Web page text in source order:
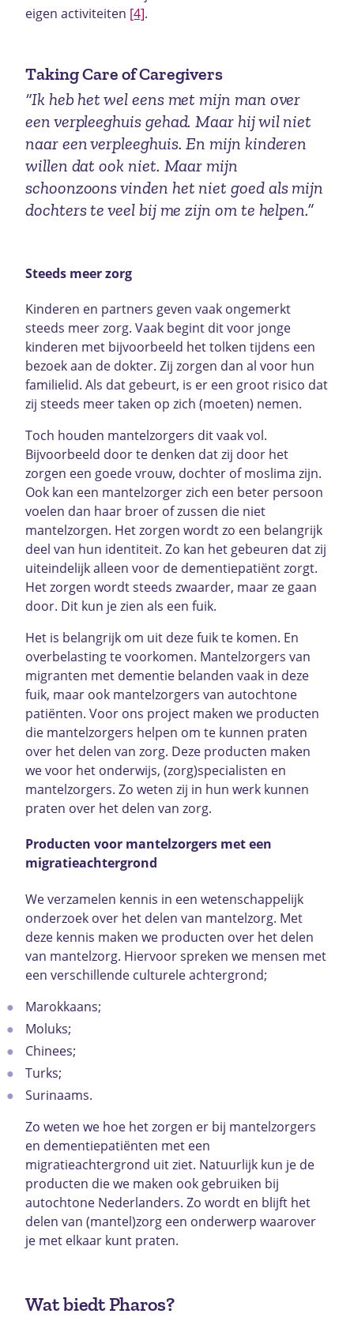
eigen activiteiten [4].
Taking Care of Caregivers
“Ik heb het wel eens met mijn man over
een verpleeghuis gehad. Maar hij wil niet
naar een verpleeghuis. En mijn kinderen
willen dat ook niet. Maar mijn
schoonzoons vinden het niet goed als mijn
dochters te veel bij me zijn om te helpen.”
Steeds meer zorg
Kinderen en partners geven vaak ongemerkt
steeds meer zorg. Vaak begint dit voor jonge
kinderen met bijvoorbeeld het tolken tijdens een
bezoek aan de dokter. Zij zorgen dan al voor hun
familielid. Als dat gebeurt, is er een groot risico dat
zij steeds meer taken op zich (moeten) nemen.
Toch houden mantelzorgers dit vaak vol.
Bijvoorbeeld door te denken dat zij door het
zorgen een goede vrouw, dochter of moslima zijn.
Ook kan een mantelzorger zich een beter persoon
voelen dan haar broer of zussen die niet
mantelzorgen. Het zorgen wordt zo een belangrijk
deel van hun identiteit. Zo kan het gebeuren dat zij
uiteindelijk alleen voor de dementiepatiënt zorgt.
Het zorgen wordt steeds zwaarder, maar ze gaan
door. Dit kun je zien als een fuik.
Het is belangrijk om uit deze fuik te komen. En
overbelasting te voorkomen. Mantelzorgers van
migranten met dementie belanden vaak in deze
fuik, maar ook mantelzorgers van autochtone
patiënten. Voor ons project maken we producten
die mantelzorgers helpen om te kunnen praten
over het delen van zorg. Deze producten maken
we voor het onderwijs, (zorg)specialisten en
mantelzorgers. Zo weten zij in hun werk kunnen
praten over het delen van zorg.
Producten voor mantelzorgers met een
migratieachtergrond
We verzamelen kennis in een wetenschappelijk
onderzoek over het delen van mantelzorg. Met
deze kennis maken we producten over het delen
van mantelzorg. Hiervoor spreken we mensen met
een verschillende culturele achtergrond;
Marokkaans;
Moluks;
Chinees;
Turks;
Surinaams.
Zo weten we hoe het zorgen er bij mantelzorgers
en dementiepatiënten met een
migratieachtergrond uit ziet. Natuurlijk kun je de
producten die we maken ook gebruiken bij
autochtone Nederlanders. Zo wordt en blijft het
delen van (mantel)zorg een onderwerp waarover
je met elkaar kunt praten.
Wat biedt Pharos?